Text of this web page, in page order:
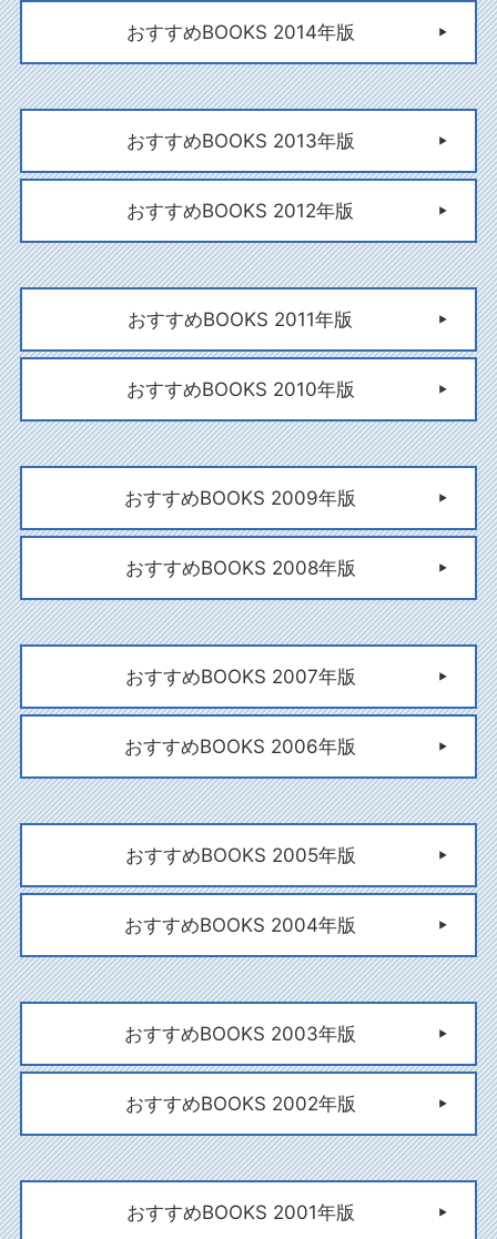
おすすめBOOKS 2014年版
おすすめBOOKS 2013年版
おすすめBOOKS 2012年版
おすすめBOOKS 2011年版
おすすめBOOKS 2010年版
おすすめBOOKS 2009年版
おすすめBOOKS 2008年版
おすすめBOOKS 2007年版
おすすめBOOKS 2006年版
おすすめBOOKS 2005年版
おすすめBOOKS 2004年版
おすすめBOOKS 2003年版
おすすめBOOKS 2002年版
おすすめBOOKS 2001年版